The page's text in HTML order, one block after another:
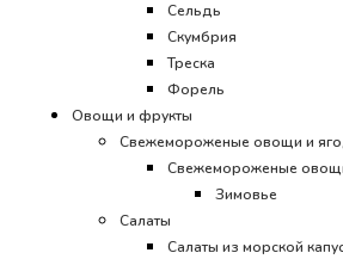
Сельдь
Скумбрия
Треска
Форель
Овощи и фрукты
Свежемороженые овощи и
Свежемороженые
Зимовье
Салаты
Салаты из морской